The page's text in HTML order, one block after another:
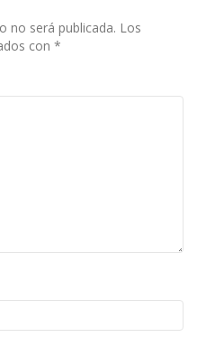
no será publicada. Los
con *